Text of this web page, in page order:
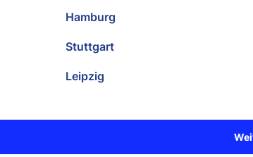
Hamburg
Stuttgart
Leipzig